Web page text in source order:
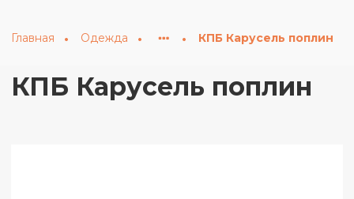
Главная Одежда КПБ Карусель поплин
КПБ Карусель поплин